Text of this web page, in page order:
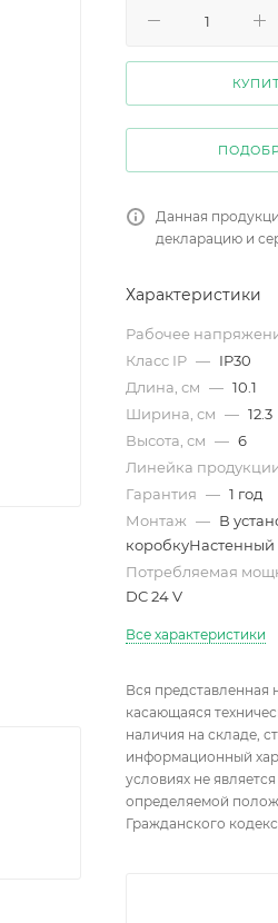
Данная
декларацию и
Характеристики
Рабочее
Класс IP — IP30
Длина, см — 10.1
Ширина, см — 12.3
Высота, см — 6
Линейка
Гарантия — 1 год
Монтаж — В
Потребляемая
DC 24 V
Все характеристики
Вся представленная
касающаяся
наличия на складе,
информационный
условиях не
определяемой
Гражданского